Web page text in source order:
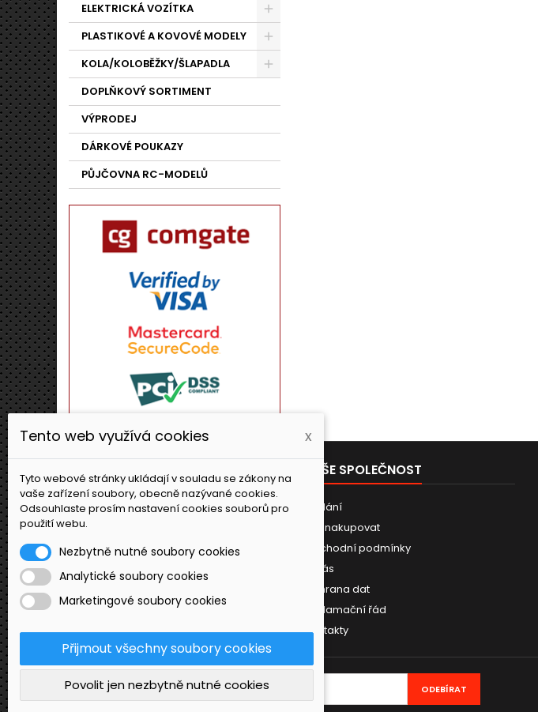
ELEKTRICKÁ VOZÍTKA
PLASTIKOVÉ A KOVOVÉ MODELY
KOLA/KOLOBĚŽKY/ŠLAPADLA
DOPLŇKOVÝ SORTIMENT
VÝPRODEJ
DÁRKOVÉ POUKAZY
PŮJČOVNA RC-MODELŮ
PRODUKTY
Novinky
NAŠE SPOLEČNOST
Dodání
Jak nakupovat
Obchodní podmínky
O nás
Ochrana dat
Reklamační řád
Kontakty
ODBĚR NOVINEK
Tento web využívá cookies x
Tyto webové stránky ukládají v souladu se zákony na
vaše zařízení soubory, obecně nazývané cookies.
Odsouhlaste prosím nastavení cookies souborů pro
použití webu.
Nezbytně nutné soubory cookies
Analytické soubory cookies
Marketingové soubory cookies
Přijmout všechny soubory cookies
Povolit jen nezbytně nutné cookies